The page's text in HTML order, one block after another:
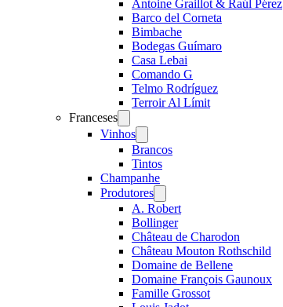
Antoine Graillot & Raúl Pérez
Barco del Corneta
Bimbache
Bodegas Guímaro
Casa Lebai
Comando G
Telmo Rodríguez
Terroir Al Límit
Franceses
menu
Vinhos
menu
Brancos
Tintos
Champanhe
Produtores
menu
A. Robert
Bollinger
Château de Charodon
Château Mouton Rothschild
Domaine de Bellene
Domaine François Gaunoux
Famille Grossot